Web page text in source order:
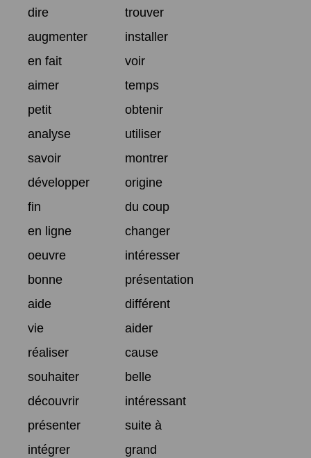
dire
trouver
augmenter
installer
en fait
voir
aimer
temps
petit
obtenir
analyse
utiliser
savoir
montrer
développer
origine
fin
du coup
en ligne
changer
oeuvre
intéresser
bonne
présentation
aide
différent
vie
aider
réaliser
cause
souhaiter
belle
découvrir
intéressant
présenter
suite à
intégrer
grand